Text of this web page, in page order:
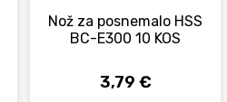
Nož za posnemalo HSS
BC-E300 10 KOS
3,79 €